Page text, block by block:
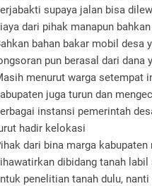
supaya jalan bisa
dari pihak manapun
bahan bakar mobil desa
pun berasal dari
menurut warga setempat
juga turun dan
instansi pemerintah
hadir kelokasi
dari bina marga
dibidang tanah
penelitian tanah dulu,